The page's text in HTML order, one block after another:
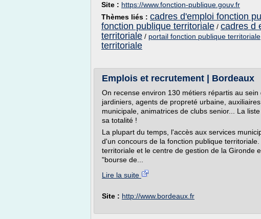
Site : https://www.fonction-publique.gouv.fr
Thèmes liés : cadres d'emploi fonction
fonction publique territoriale / cadres d
territoriale / portail fonction publique territoriale
territoriale
Emplois et recrutement | Bordeaux
On recense environ 130 métiers répartis au
jardiniers, agents de propreté urbaine,
municipale, animatrices de clubs senior... La
sa totalité !
La plupart du temps, l'accès aux services
d'un concours de la fonction publique
territoriale et le centre de gestion de la Gironde
"bourse de...
Lire la suite
Site : http://www.bordeaux.fr